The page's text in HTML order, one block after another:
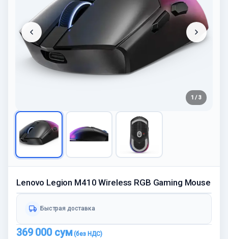
1 / 3
Lenovo Legion M410 Wireless RGB Gaming Mouse
Быстрая доставка
369 000 сум